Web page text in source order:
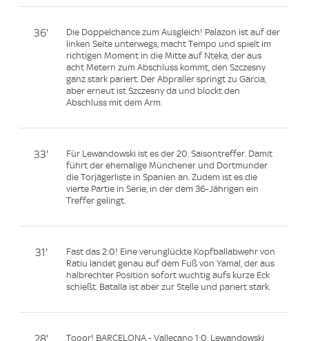
36'
Die Doppelchance zum Ausgleich! Palazon ist auf der
linken Seite unterwegs, macht Tempo und spielt im
richtigen Moment in die Mitte auf Nteka, der aus
acht Metern zum Abschluss kommt, den Szczesny
ganz stark pariert. Der Abpraller springt zu Garcia,
aber erneut ist Szczesny da und blockt den
Abschluss mit dem Arm.
33'
Für Lewandowski ist es der 20. Saisontreffer. Damit
führt der ehemalige Münchener und Dortmunder
die Torjägerliste in Spanien an. Zudem ist es die
vierte Partie in Serie, in der dem 36-Jährigen ein
Treffer gelingt.
31'
Fast das 2:0! Eine verunglückte Kopfballabwehr von
Ratiu landet genau auf dem Fuß von Yamal, der aus
halbrechter Position sofort wuchtig aufs kurze Eck
schießt. Batalla ist aber zur Stelle und pariert stark.
Tooor! BARCELONA - Vallecano 1:0. Lewandowski